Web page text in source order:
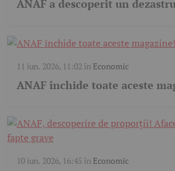
ANAF a descoperit un
11 iun. 2026, 11:02 în Economic
ANAF închide toate aceste
10 iun. 2026, 16:45 în Economic